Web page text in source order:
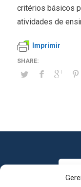
critérios básicos
atividades de
Imprimir